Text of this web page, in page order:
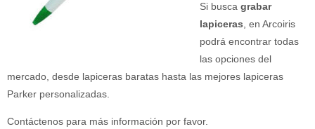
Si busca grabar
lapiceras , en Arcoiris
podrá encontrar todas
las opciones del
mercado, desde lapiceras baratas hasta las mejores lapiceras
Parker personalizadas.
Contáctenos para más información por favor.